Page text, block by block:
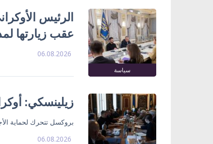
سياسة
الرئيس
عقب زيارتها
06.08.2026
زيلينسكي:
بروكسل تتحرك لحماية
06.08.2026